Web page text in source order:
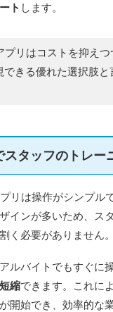
ト します。
プリはコストを抑えつ
きる優れた選択肢と
スタッフのトレー
リは操作がシンプル
インが多いため、ス
く必要がありません。
ルバイトでもすぐに
縮できます。これに
開始でき、効率的な